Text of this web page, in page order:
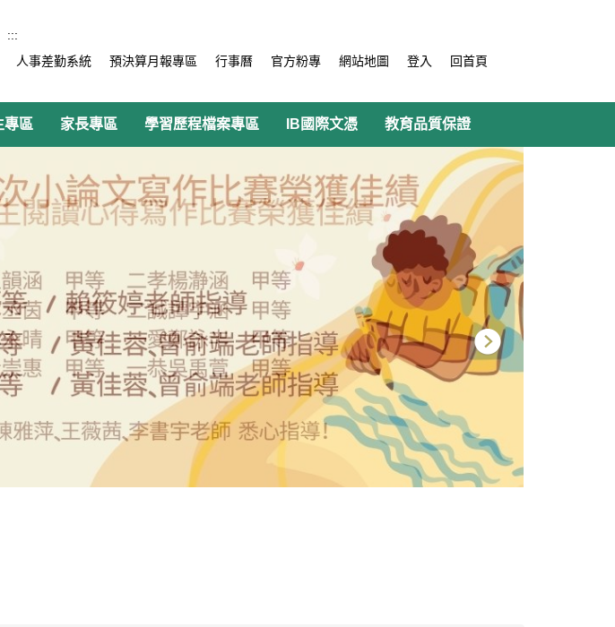
:::
人事差勤系統
預決算月報專區 行事曆 官方粉專 網站地圖 登入 回首頁
專區 家長專區 學習歷程檔案專區 IB國際文憑 教育品質保證